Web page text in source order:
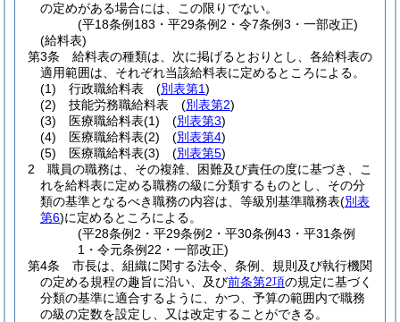
の定めがある場合には、この限りでない。
(平18条例183・平29条例2・令7条例3・一部改正)
(給料表)
第3条
給料表の種類は、次に掲げるとおりとし、各給料表の
適用範囲は、それぞれ当該給料表に定めるところによる。
(1)
行政職給料表 (別表第1)
(2)
技能労務職給料表 (別表第2)
(3)
医療職給料表(1) (別表第3)
(4)
医療職給料表(2) (別表第4)
(5)
医療職給料表(3) (別表第5)
2
職員の職務は、その複雑、困難及び責任の度に基づき、こ
れを給料表に定める職務の級に分類するものとし、その分
類の基準となるべき職務の内容は、等級別基準職務表(別表
第6)に定めるところによる。
(平28条例2・平29条例2・平30条例43・平31条例
1・令元条例22・一部改正)
第4条
市長は、組織に関する法令、条例、規則及び執行機関
の定める規程の趣旨に沿い、及び前条第2項の規定に基づく
分類の基準に適合するように、かつ、予算の範囲内で職務
の級の定数を設定し、又は改定することができる。